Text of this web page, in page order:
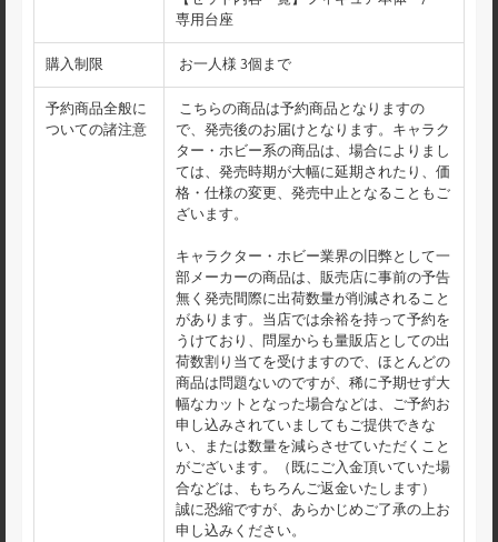
専用台座
購入制限 お一人様 3個まで
予約商品全般に
ついての諸注意
こちらの商品は予約商品となりますの
で、発売後のお届けとなります。キャラク
ター・ホビー系の商品は、場合によりまし
ては、発売時期が大幅に延期されたり、価
格・仕様の変更、発売中止となることもご
ざいます。
キャラクター・ホビー業界の旧弊として一
部メーカーの商品は、販売店に事前の予告
無く発売間際に出荷数量が削減されること
があります。当店では余裕を持って予約を
うけており、問屋からも量販店としての出
荷数割り当てを受けますので、ほとんどの
商品は問題ないのですが、稀に予期せず大
幅なカットとなった場合などは、ご予約お
申し込みされていましてもご提供できな
い、または数量を減らさせていただくこと
がございます。（既にご入金頂いていた場
合などは、もちろんご返金いたします）
誠に恐縮ですが、あらかじめご了承の上お
申し込みください。